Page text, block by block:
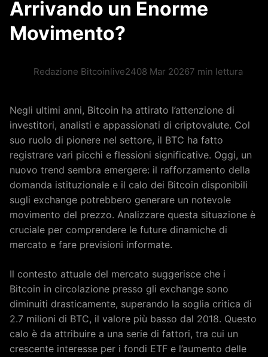
Arrivando un Enorme
Movimento?
Redazione Bitcoinlive2408 Mar 20267 min lettura
Negli ultimi anni, Bitcoin ha attirato l’attenzione di
investitori, analisti e appassionati di criptovalute. Col
suo ruolo di pionere nel settore, il BTC ha fatto
registrare vari picchi e flessioni significative. Oggi, un
nuovo trend sembra emergere: il rafforzamento della
domanda istituzionale e il calo dei Bitcoin disponibili
sugli exchange potrebbero generare un notevole
movimento del prezzo. Analizzare questa situazione è
cruciale per comprendere le future dinamiche di
mercato e fare previsioni informate.
Il contesto attuale del mercato suggerisce che i
Bitcoin in circolazione presso gli exchange sono
diminuiti drasticamente, superando la soglia critica di
2.7 milioni di BTC, il valore più basso dal 2018. Questo
calo è da attribuire a una serie di fattori, tra cui un
crescente interesse per i fondi ETF e l’aumento delle